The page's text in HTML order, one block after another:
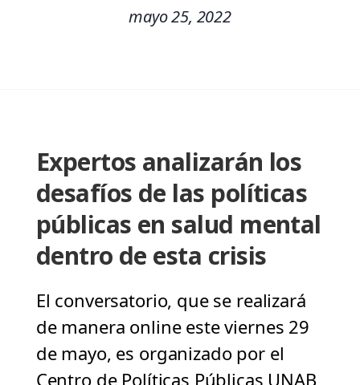
mayo 25, 2022
Expertos analizarán los
desafíos de las políticas
públicas en salud mental
dentro de esta crisis
El conversatorio, que se realizará
de manera online este viernes 29
de mayo, es organizado por el
Centro de Políticas Públicas UNAB